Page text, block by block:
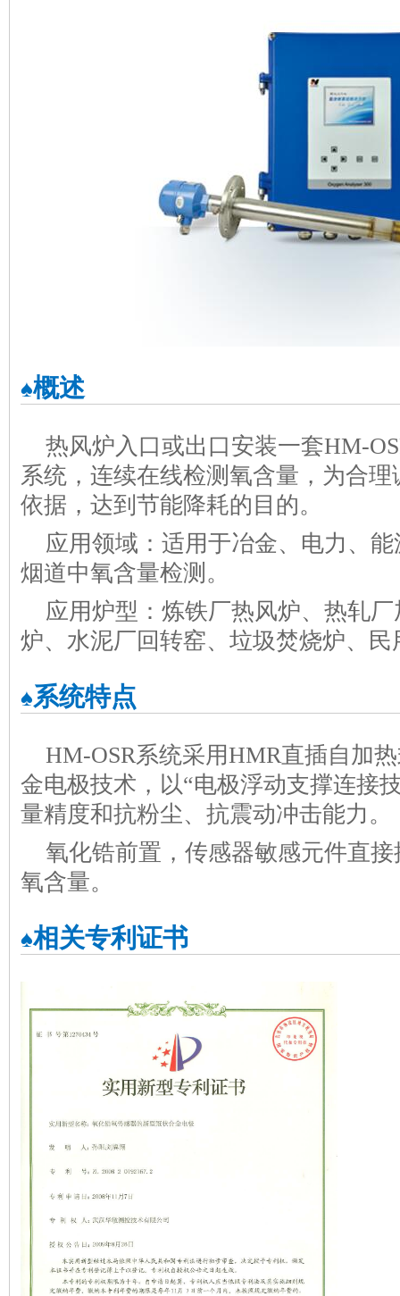
♠概述
热风炉入口或出口安装一套HM-
系统，连续在线检测氧含量，为合
依据，达到节能降耗的目的。
应用领域：适用于冶金、电力、
烟道中氧含量检测。
应用炉型：炼铁厂热风炉、热轧
炉、水泥厂回转窑、垃圾焚烧炉、民
♠系统特点
HM-OSR系统采用HMR直插自加
金电极技术，以“电极浮动支撑连接
量精度和抗粉尘、抗震动冲击能力。
氧化锆前置，传感器敏感元件直
氧含量。
♠相关专利证书